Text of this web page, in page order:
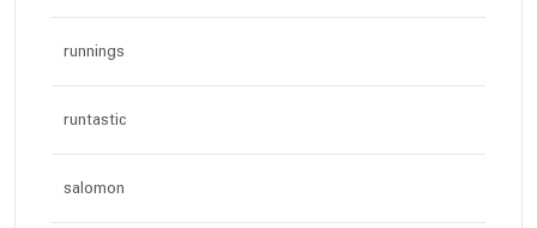
runnings
runtastic
salomon